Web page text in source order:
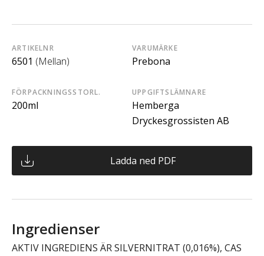
ARTIKELNR
6501 (Mellan)
VARUMÄRKE
Prebona
FÖRPACKNINGSSTORL.
200ml
UPPGIFTSLÄMNARE
Hemberga
Dryckesgrossisten AB
Ladda ned PDF
Ingredienser
AKTIV INGREDIENS ÄR SILVERNITRAT (0,016%), CAS